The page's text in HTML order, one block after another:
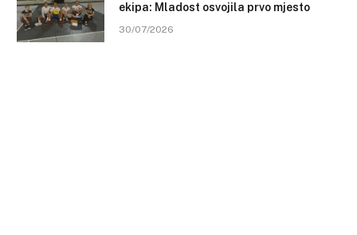
ekipa: Mladost osvojila prvo mjesto
30/07/2026